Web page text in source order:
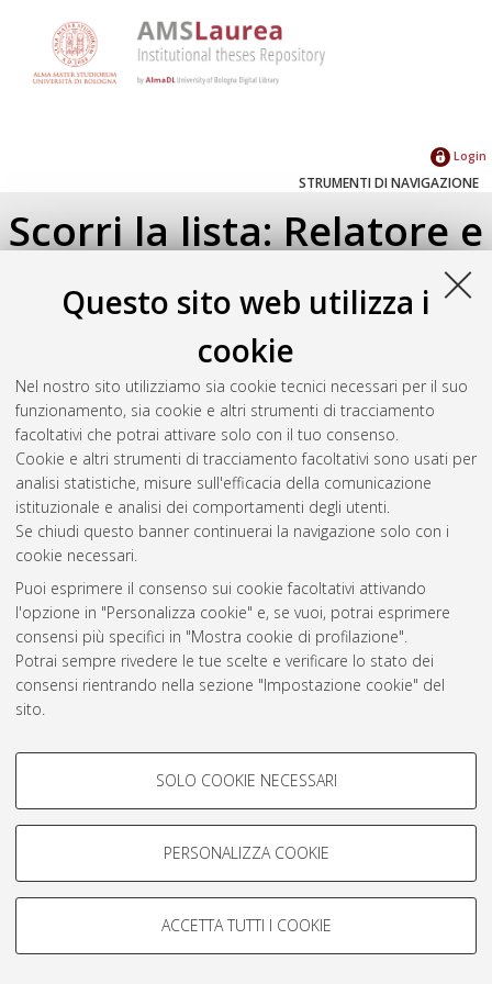
Questo sito web utilizza i
cookie
Nel nostro sito utilizziamo sia cookie tecnici necessari per il suo
funzionamento, sia cookie e altri strumenti di tracciamento
facoltativi che potrai attivare solo con il tuo consenso.
Cookie e altri strumenti di tracciamento facoltativi sono usati per
analisi statistiche, misure sull'efficacia della comunicazione
istituzionale e analisi dei comportamenti degli utenti.
Se chiudi questo banner continuerai la navigazione solo con i
cookie necessari.
Puoi esprimere il consenso sui cookie facoltativi attivando
l'opzione in "Personalizza cookie" e, se vuoi, potrai esprimere
consensi più specifici in "Mostra cookie di profilazione".
Potrai sempre rivedere le tue scelte e verificare lo stato dei
consensi rientrando nella sezione "Impostazione cookie" del
sito.
COOKIE DI PROFILAZIONE -
Si tratta di cookie utilizzati per analizzare le caratteristiche della
navigazione degli utenti, creare profili in base al loro comportamento
Mostra cookie di profilazione
COOKIE TECNICI - NECESSARI
SOLO COOKIE NECESSARI
PERSONALIZZA COOKIE
ACCETTA TUTTI I COOKIE
Login
STRUMENTI DI NAVIGAZIONE
Scorri la lista: Relatore e
Correlatore
Seleziona un valore dall'elenco sottostante.
2022(1)
2021(1)
2019 (1)
2013(1)
Atom
Rss 1.0
Rss 2.0
AMS Laurea
Servizio implementato e gestito da
Impostazioni Cookie
Informativa sulla privacy
© ALMA MATER STUDIORUM - Università di Bologna, 2007-2026.